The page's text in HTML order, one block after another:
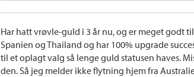
Har hatt vrøvle-guld i 3 år nu, og er meget godt
Spanien og Thailand og har 100% upgrade
til et oplagt valg så lenge guld statusen haves.
den. Så jeg melder ikke flytning hjem fra